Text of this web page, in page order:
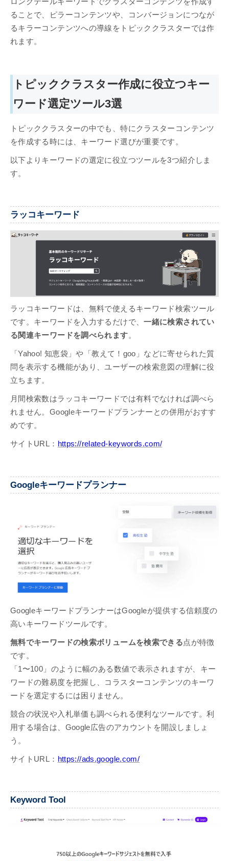
ることで、ピラーコンテンツや、コンバージョンにつなが
るキラーコンテンツへの導線をトピッククラスターでは作
れます。
トピッククラスター作成に役立つキー
ワード選定ツール3選
トピッククラスターの中でも、特にクラスターコンテンツ
を作成する時には、キーワード選びが重要です。
以下よりキーワードの選定に役立つツールを3つ紹介しま
す。
ラッコキーワード
ラッコキーワードは、無料で使えるキーワード検索ツール
です。キーワードを入力するだけで、一緒に検索されてい
る関連キーワードを調べられます。
「Yahoo! 知恵袋」や「教えて！goo」などに寄せられた質
問を表示する機能があり、ユーザーの検索意図の理解に役
立ちます。
月間検索数はラッコキーワードでは有料でなければ調べら
れません。Googleキーワードプランナーとの併用がおすす
めです。
サイトURL： https://related-keywords.com/
Googleキーワードプランナー
GoogleキーワードプランナーはGoogleが提供する信頼度の
高いキーワードツールです。
無料でキーワードの検索ボリュームを検索できる点が特徴
です。
「1〜100」のように幅のある数値で表示されますが、キー
ワードの難易度を把握し、コラスターコンテンツのキーワ
ードを選定するには困りません。
競合の状況や入札単価も調べられる便利なツールです。利
用する場合は、Google広告のアカウントを開設しましょ
う。
サイトURL： https://ads.google.com/
Keyword Tool